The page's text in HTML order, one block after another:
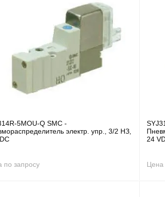
5MOU-Q SMC -
электр. упр., 3/2 НЗ,
по запросу
24
Цена